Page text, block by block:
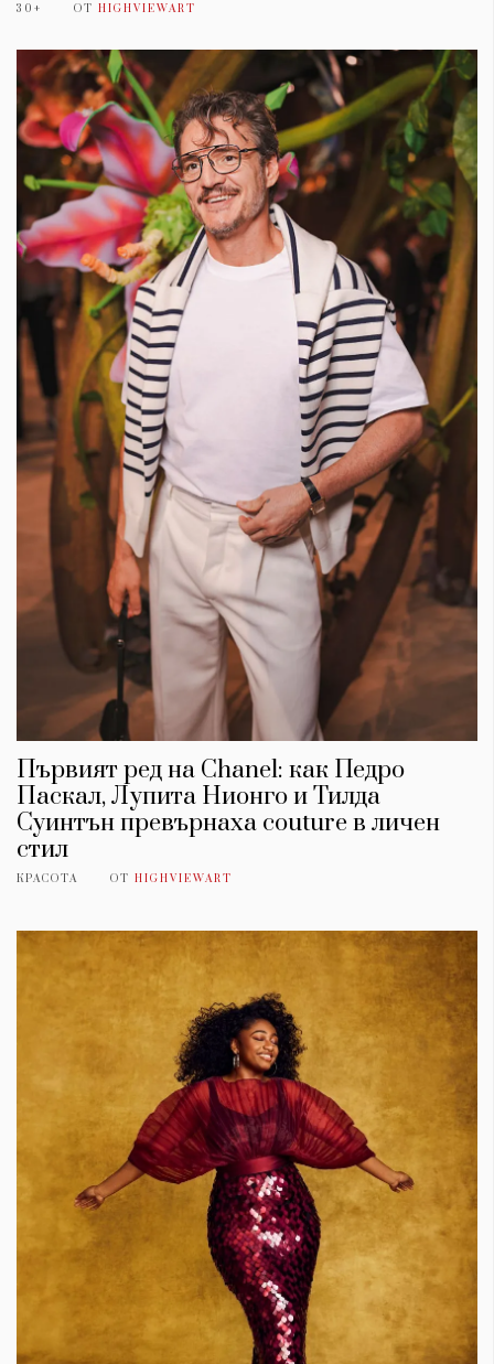
30+ ОТ HIGHVIEWART
Първият ред на Chanel: как Педро
Паскал, Лупита Нионго и Тилда
Суинтън превърнаха couture в личен
стил
КРАСОТА ОТ HIGHVIEWART